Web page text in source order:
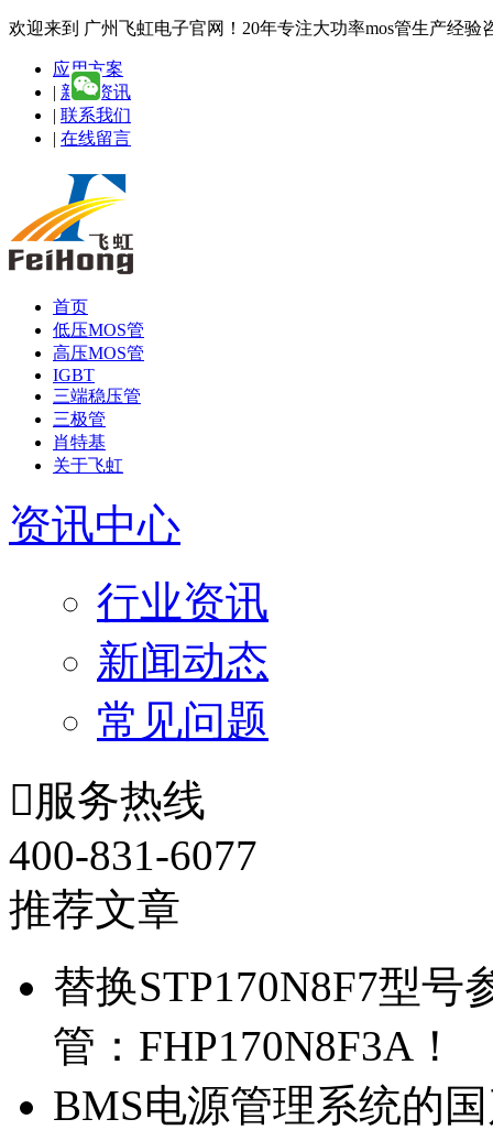
欢迎来到 广州飞虹电子官网！20年专注大功率mos管生产经验
应用方案
| 新闻资讯
| 联系我们
| 在线留言
首页
低压MOS管
高压MOS管
IGBT
三端稳压管
三极管
肖特基
关于飞虹
资讯中心
行业资讯
新闻动态
常见问题
服务热线
400-831-6077
推荐文章
替换STP170N8F7型
管：FHP170N8F3A！
BMS电源管理系统的